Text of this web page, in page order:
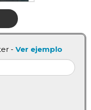
- Ver ejemplo